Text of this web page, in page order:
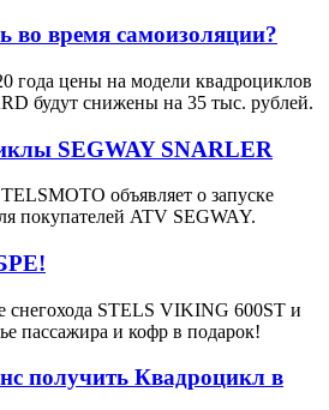
во время самоизоляции?
года цены на модели квадроциклов
будут снижены на 35 тыс. рублей.
SEGWAY SNARLER
объявляет о запуске
покупателей ATV SEGWAY.
снегохода STELS VIKING 600ST и
пассажира и кофр в подарок!
получить Квадроцикл в